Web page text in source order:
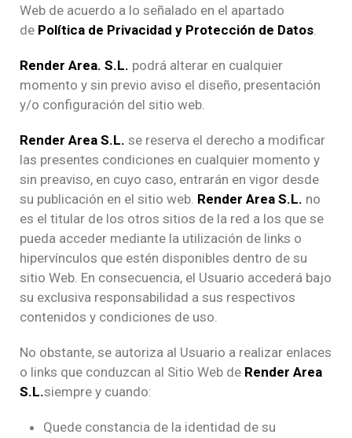
Web de acuerdo a lo señalado en el apartado
de Política de Privacidad y Protección de Datos.
Render Area. S.L. podrá alterar en cualquier
momento y sin previo aviso el diseño, presentación
y/o configuración del sitio web.
Render Area S.L. se reserva el derecho a modificar
las presentes condiciones en cualquier momento y
sin preaviso, en cuyo caso, entrarán en vigor desde
su publicación en el sitio web. Render Area S.L. no
es el titular de los otros sitios de la red a los que se
pueda acceder mediante la utilización de links o
hipervínculos que estén disponibles dentro de su
sitio Web. En consecuencia, el Usuario accederá bajo
su exclusiva responsabilidad a sus respectivos
contenidos y condiciones de uso.
No obstante, se autoriza al Usuario a realizar enlaces
o links que conduzcan al Sitio Web de Render Area
S.L.siempre y cuando:
Quede constancia de la identidad de su